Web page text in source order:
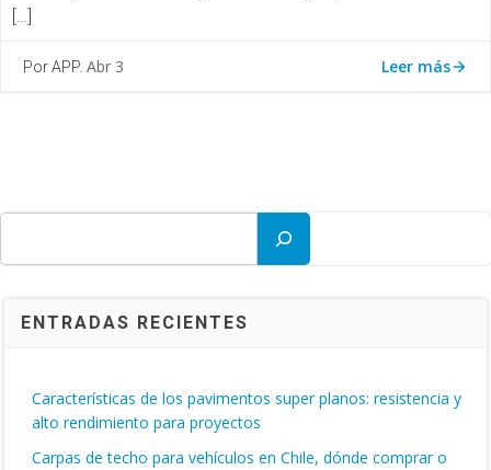
[…]
Por APP. Abr 3 Leer más
ENTRADAS RECIENTES
Características de los pavimentos super planos: resistencia y
alto rendimiento para proyectos
Carpas de techo para vehículos en Chile, dónde comprar o